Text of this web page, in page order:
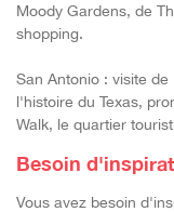
Moody Gardens, de
shopping.
San Antonio : visite
l'histoire du Texas,
Walk, le quartier
Besoin
Vous avez besoin